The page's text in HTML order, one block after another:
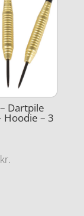
Dartpile
Hoodie – 3
kr.